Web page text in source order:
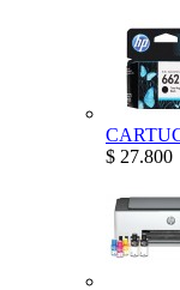
$ 27.800